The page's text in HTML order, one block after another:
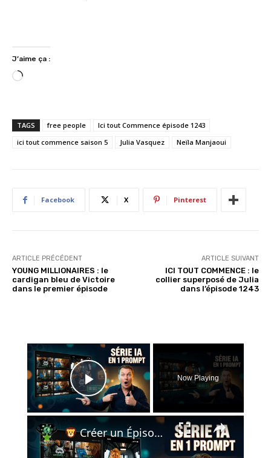
J’aime ça :
C
r
g
e
t
TAGS free people
Ici tout Commence épisode 1243
ici tout commence saison 5
Julia Vasquez Neïla Manjaoui
Facebook X Pinterest
ARTICLE PRÉCÉDENT
YOUNG MILLIONAIRES : le
cardigan bleu de Victoire
dans le premier épisode
ARTICLE SUIVANT
ICI TOUT COMMENCE : le
collier superposé de Julia
dans l’épisode 1243
×
Play Video
Now Playing
Créer un Épisode de Série Animée IA en Quelques Clics — Shots, Dialogue et Assemblage Live